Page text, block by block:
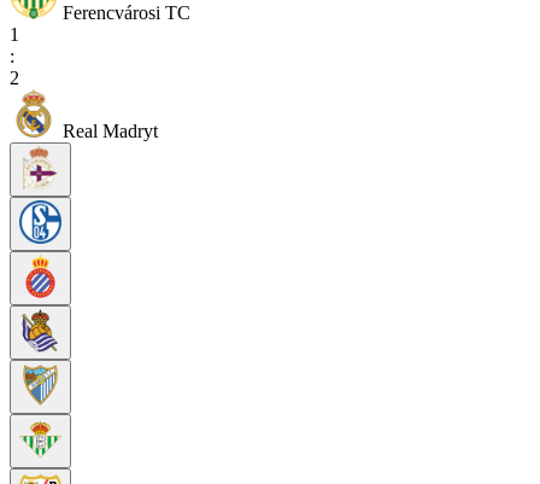
Ferencvárosi TC
1
:
2
Real Madryt